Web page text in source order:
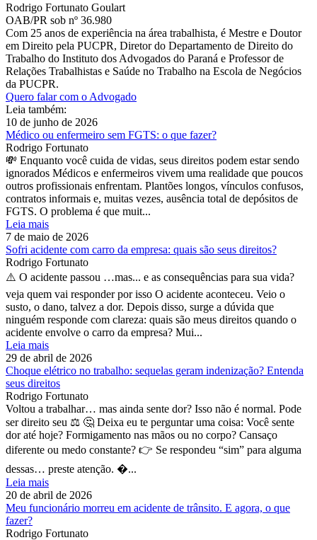
Rodrigo Fortunato Goulart
OAB/PR sob nº 36.980
Com 25 anos de experiência na área trabalhista, é Mestre e Doutor
em Direito pela PUCPR, Diretor do Departamento de Direito do
Trabalho do Instituto dos Advogados do Paraná e Professor de
Relações Trabalhistas e Saúde no Trabalho na Escola de Negócios
da PUCPR.
Quero falar com o Advogado
Leia também:
10 de junho de 2026
Médico ou enfermeiro sem FGTS: o que fazer?
Rodrigo Fortunato
💸 Enquanto você cuida de vidas, seus direitos podem estar sendo
ignorados Médicos e enfermeiros vivem uma realidade que poucos
outros profissionais enfrentam. Plantões longos, vínculos confusos,
contratos informais e, muitas vezes, ausência total de depósitos de
FGTS. O problema é que muit...
Leia mais
7 de maio de 2026
Sofri acidente com carro da empresa: quais são seus direitos?
Rodrigo Fortunato
⚠️ O acidente passou …mas... e as consequências para sua vida?
veja quem vai responder por isso O acidente aconteceu. Veio o
susto, o dano, talvez a dor. Depois disso, surge a dúvida que
ninguém responde com clareza: quais são meus direitos quando o
acidente envolve o carro da empresa? Mui...
Leia mais
29 de abril de 2026
Choque elétrico no trabalho: sequelas geram indenização? Entenda
seus direitos
Rodrigo Fortunato
Voltou a trabalhar… mas ainda sente dor? Isso não é normal. Pode
ser direito seu ⚖️ 🤔 Deixa eu te perguntar uma coisa: Você sente
dor até hoje? Formigamento nas mãos ou no corpo? Cansaço
diferente ou medo constante? 👉 Se respondeu “sim” para alguma
dessas… preste atenção. �...
Leia mais
20 de abril de 2026
Meu funcionário morreu em acidente de trânsito. E agora, o que
fazer?
Rodrigo Fortunato